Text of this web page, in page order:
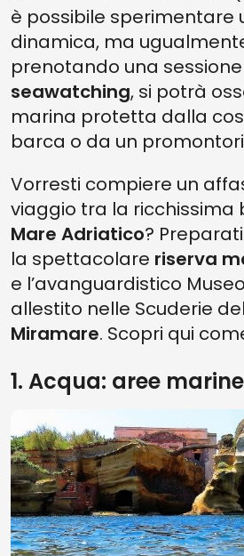
è possibile sperimentare
dinamica, ma
prenotando una
seawatching, si potrà
marina protetta dalla
barca o da un
Vorresti compiere un
viaggio tra la ricchissima
Mare Adriatico?
la spettacolare riserva
e l’avanguardistico
allestito nelle Scuderie del
Miramare. Scopri qui
1. Acqua: aree